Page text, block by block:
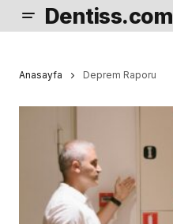
Dentiss.com
Anasayfa Deprem Raporu